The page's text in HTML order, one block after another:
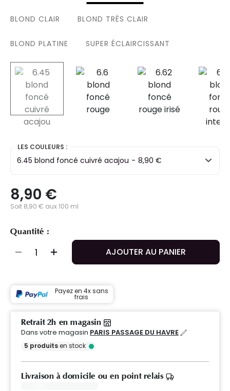
BLOND CLAIR BLOND TRÈS CLAIR
BLOND PLATINE SUPER ÉCLAIRCISSANT
selected
LES COULEURS :
6.45 blond foncé cuivré acajou - 8,90 €
8,90 €
Soit 8,90 € aux 100 ml
Quantité :
AJOUTER AU PANIER
Payez en 4x sans
frais
Retrait 2h en magasin
Dans votre magasin PARIS PASSAGE DU HAVRE
5 produitsen stock
Livraison à domicile ou en point relais